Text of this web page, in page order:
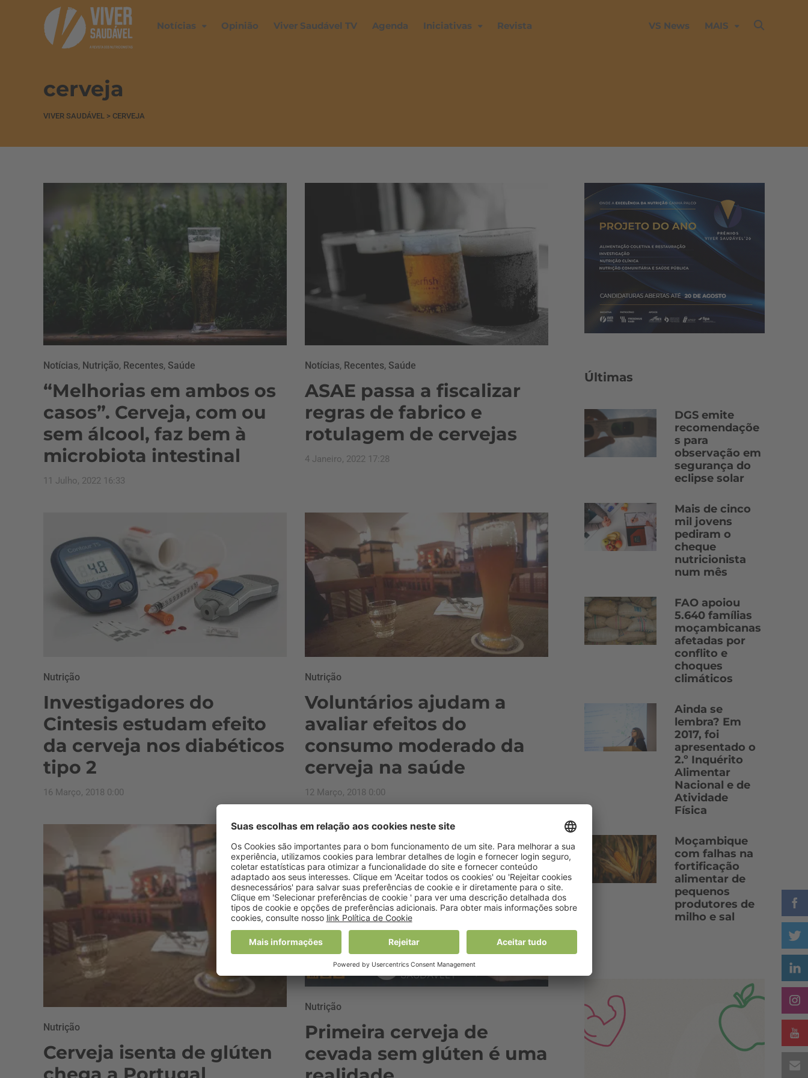
Notícias Opinião Viver Saudável TV Agenda Iniciativas Revista VS News MAIS
cerveja
VIVER SAUDÁVEL > CERVEJA
Notícias, Nutrição, Recentes, Saúde
“Melhorias em ambos os
casos”. Cerveja, com ou
sem álcool, faz bem à
microbiota intestinal
11 Julho, 2022 16:33
Notícias, Recentes, Saúde
ASAE passa a fiscalizar
regras de fabrico e
rotulagem de cervejas
4 Janeiro, 2022 17:28
Nutrição
Investigadores do
Cintesis estudam efeito
da cerveja nos diabéticos
tipo 2
16 Março, 2018 0:00
Nutrição
Voluntários ajudam a
avaliar efeitos do
consumo moderado da
cerveja na saúde
12 Março, 2018 0:00
Nutrição
Cerveja isenta de glúten
Nutrição
Primeira cerveja de
cevada sem glúten é uma
Últimas
DGS emite
recomendaçõe
s para
observação em
segurança do
eclipse solar
Mais de cinco
mil jovens
pediram o
cheque
nutricionista
num mês
FAO apoiou
5.640 famílias
moçambicanas
afetadas por
conflito e
choques
climáticos
Ainda se
lembra? Em
2017, foi
apresentado o
2.º Inquérito
Alimentar
Nacional e de
Atividade
Física
Moçambique
com falhas na
fortificação
alimentar de
pequenos
produtores de
milho e sal